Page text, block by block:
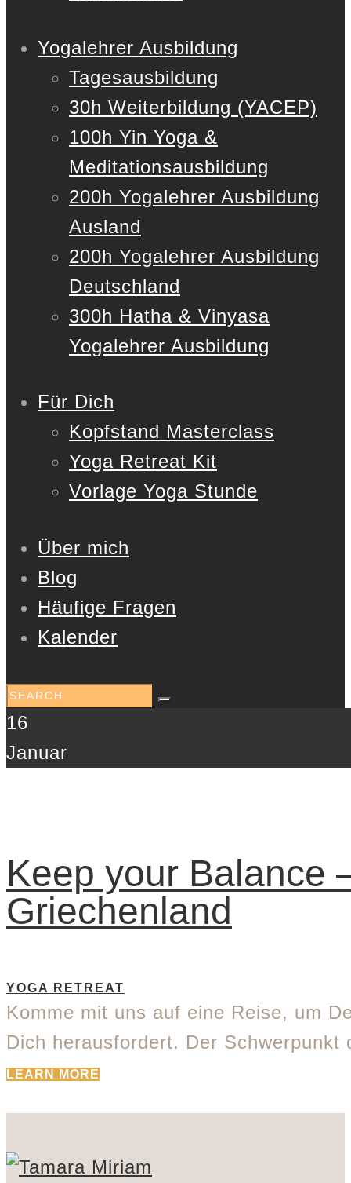
Yogalehrer Ausbildung
Tagesausbildung
30h Weiterbildung (YACEP)
100h Yin Yoga &
Meditationsausbildung
200h Yogalehrer Ausbildung
Ausland
200h Yogalehrer Ausbildung
Deutschland
300h Hatha & Vinyasa
Yogalehrer Ausbildung
Für Dich
Kopfstand Masterclass
Yoga Retreat Kit
Vorlage Yoga Stunde
Über mich
Blog
Häufige Fragen
Kalender
16
Januar
Keep your Balance
Griechenland
YOGA RETREAT
Komme mit uns auf eine Reise, um
Dich herausfordert. Der
LEARN MORE